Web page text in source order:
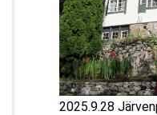
Field work 海外編(3)に、
た。Comments 編曲のお
をかき立てる音楽 ドヴォ
2025.03.04
ABOUT US のページをわ
2025.9.28